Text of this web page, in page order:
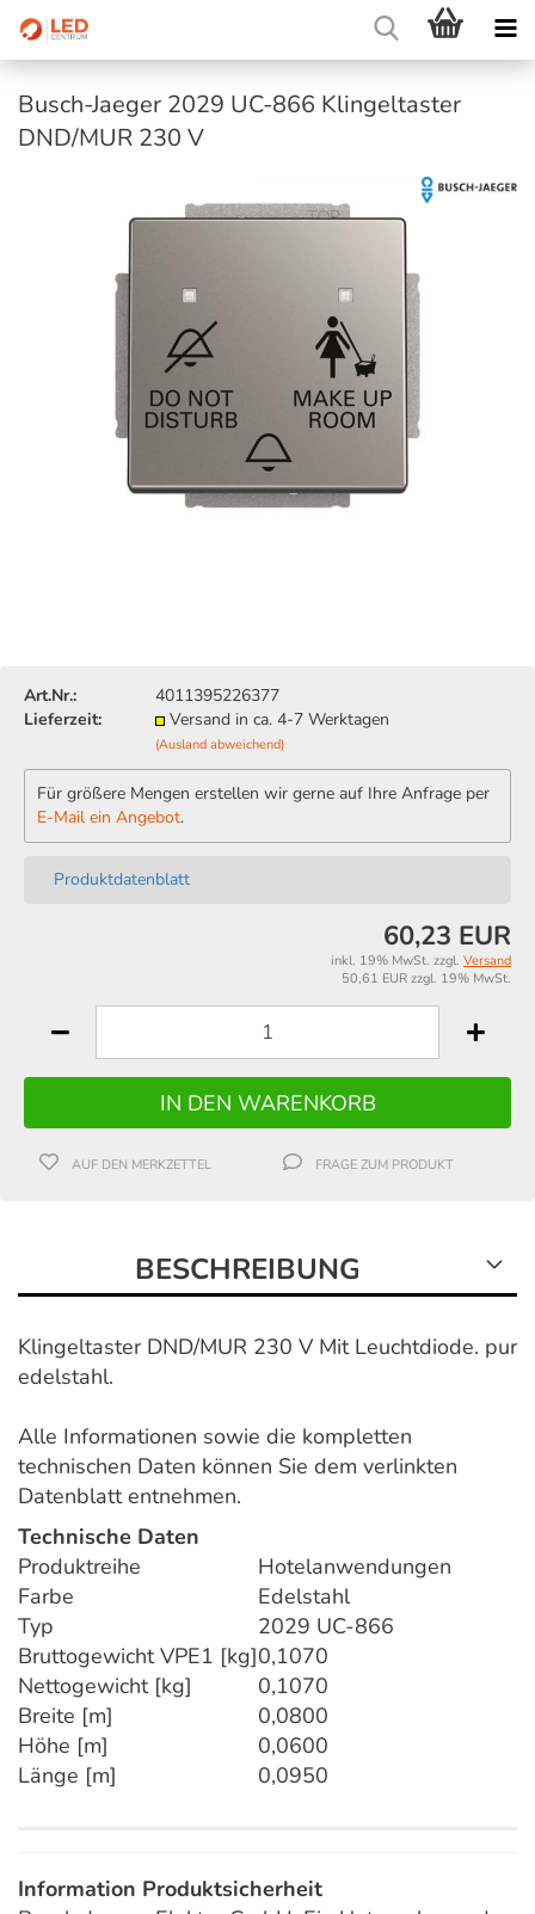
Busch-Jaeger 2029 UC-866 Klingeltaster
DND/MUR 230 V
Art.Nr.:
4011395226377
Lieferzeit:
Versand in ca. 4-7 Werktagen
(Ausland abweichend)
Für größere Mengen erstellen wir gerne auf Ihre Anfrage per
E-Mail ein Angebot.
Produktdatenblatt
60,23 EUR
inkl. 19% MwSt. zzgl. Versand
50,61 EUR zzgl. 19% MwSt.
AUF DEN MERKZETTEL FRAGE ZUM PRODUKT
BESCHREIBUNG
Klingeltaster DND/MUR 230 V Mit Leuchtdiode. pur
edelstahl.
Alle Informationen sowie die kompletten
technischen Daten können Sie dem verlinkten
Datenblatt entnehmen.
Technische Daten
Produktreihe
Hotelanwendungen
Farbe
Edelstahl
Typ
2029 UC-866
Bruttogewicht VPE1 [kg]0,1070
Nettogewicht [kg]
0,1070
Breite [m]
0,0800
Höhe [m]
0,0600
Länge [m]
0,0950
Information Produktsicherheit